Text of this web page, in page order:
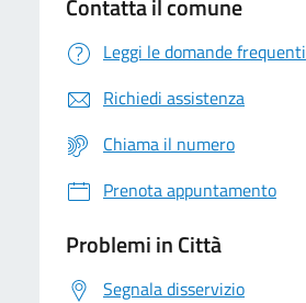
Contatta il comune
Leggi le domande frequenti
Richiedi assistenza
Chiama il numero
Prenota appuntamento
Problemi in Città
Segnala disservizio